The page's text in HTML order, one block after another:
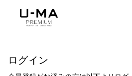
ログイン